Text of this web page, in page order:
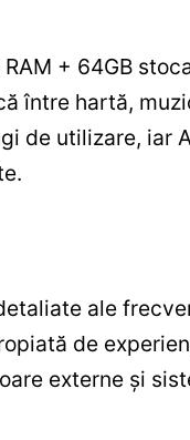
+ 64GB
între hartă,
de utilizare, iar
ale
de
externe și